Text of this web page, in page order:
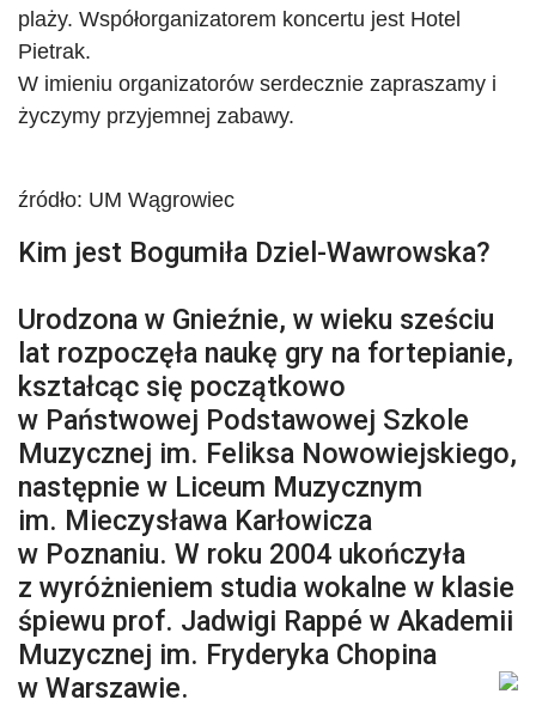
plaży. Współorganizatorem koncertu jest Hotel
Pietrak.
W imieniu organizatorów serdecznie zapraszamy i
życzymy przyjemnej zabawy.
źródło: UM Wągrowiec
Kim jest Bogumiła Dziel-Wawrowska?
Urodzona w Gnieźnie, w wieku sześciu
lat rozpoczęła naukę gry na fortepianie,
kształcąc się początkowo
w Państwowej Podstawowej Szkole
Muzycznej im. Feliksa Nowowiejskiego,
następnie w Liceum Muzycznym
im. Mieczysława Karłowicza
w Poznaniu. W roku 2004 ukończyła
z wyróżnieniem studia wokalne w klasie
śpiewu prof. Jadwigi Rappé w Akademii
Muzycznej im. Fryderyka Chopina
w Warszawie.